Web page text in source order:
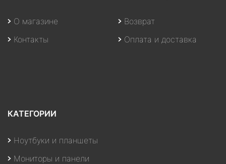
О магазине
Контакты
Возврат
Оплата и доставка
КАТЕГОРИИ
Ноутбуки и планшеты
Мониторы и панели